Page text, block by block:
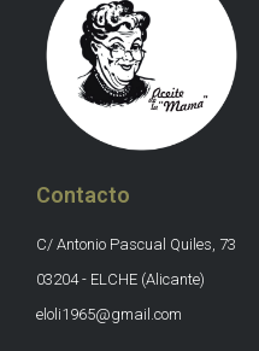
Contacto
C/ Antonio Pascual Quiles, 73
03204 - ELCHE (Alicante)
eloli1965@gmail.com